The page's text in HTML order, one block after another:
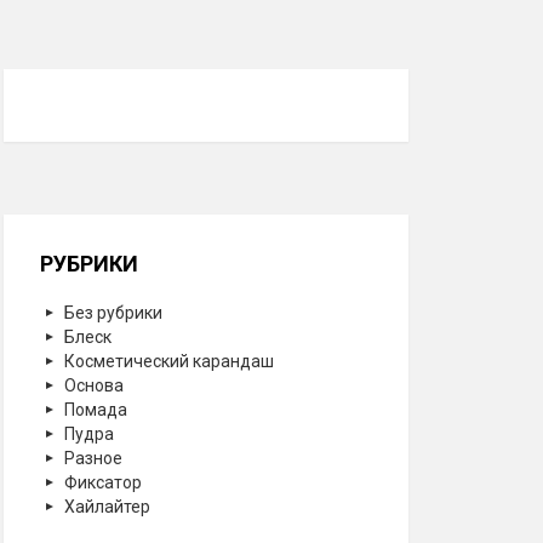
РУБРИКИ
Без рубрики
Блеск
Косметический карандаш
Основа
Помада
Пудра
Разное
Фиксатор
Хайлайтер